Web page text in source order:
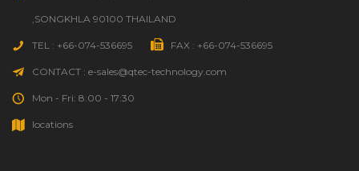
,SONGKHLA 90100 THAILAND
TEL : +66-074-536695 FAX : +66-074-536695
CONTACT : e-sales@qtec-technology.com
Mon - Fri: 8:00 - 17:30
locations